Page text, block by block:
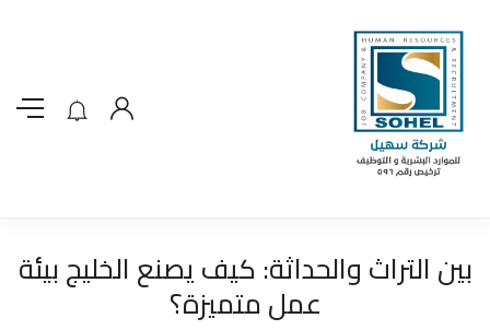
بين التراث والحداثة: كيف يصنع الخليج بيئة
عمل متميزة؟